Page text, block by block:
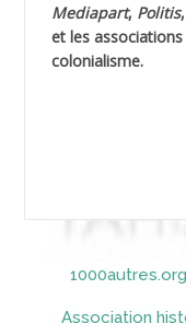
AIBLIED Ahmed
AICHEKADRA Sid
AICI (ou AISSI) Laïd
AIDI
Mediapart, Politis,
et les
colonialisme.
Association